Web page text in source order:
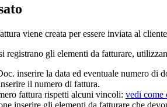
viene creata per essere inviata al
registrano gli elementi da fatturare,
inserire la data ed eventuale numero di
il numero di fattura.
fattura rispetti alcuni vincoli: vedi come
inserire gli elementi da fatturare che